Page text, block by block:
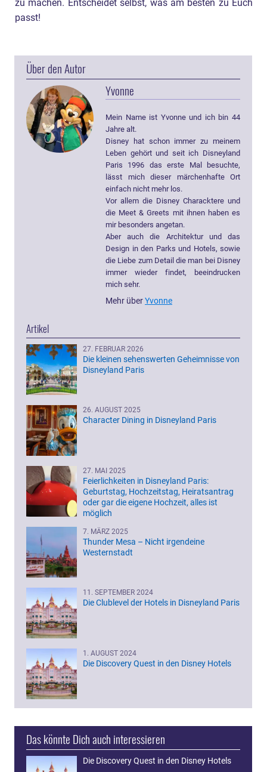
zu machen. Entscheidet selbst, was am besten zu Euch
passt!
Über den Autor
Yvonne
Mein Name ist Yvonne und ich bin 44
Jahre alt.
Disney hat schon immer zu meinem
Leben gehört und seit ich Disneyland
Paris 1996 das erste Mal besuchte,
lässt mich dieser märchenhafte Ort
einfach nicht mehr los.
Vor allem die Disney Characktere und
die Meet & Greets mit ihnen haben es
mir besonders angetan.
Aber auch die Architektur und das
Design in den Parks und Hotels, sowie
die Liebe zum Detail die man bei Disney
immer wieder findet, beeindrucken
mich sehr.
Mehr überYvonne
Artikel
27. FEBRUAR 2026
Die kleinen sehenswerten Geheimnisse von
Disneyland Paris
26. AUGUST 2025
Character Dining in Disneyland Paris
27. MAI 2025
Feierlichkeiten in Disneyland Paris:
Geburtstag, Hochzeitstag, Heiratsantrag
oder gar die eigene Hochzeit, alles ist
möglich
7. MÄRZ 2025
Thunder Mesa – Nicht irgendeine
Westernstadt
11. SEPTEMBER 2024
Die Clublevel der Hotels in Disneyland Paris
1. AUGUST 2024
Die Discovery Quest in den Disney Hotels
Das könnte Dich auch interessieren
Die Discovery Quest in den Disney Hotels